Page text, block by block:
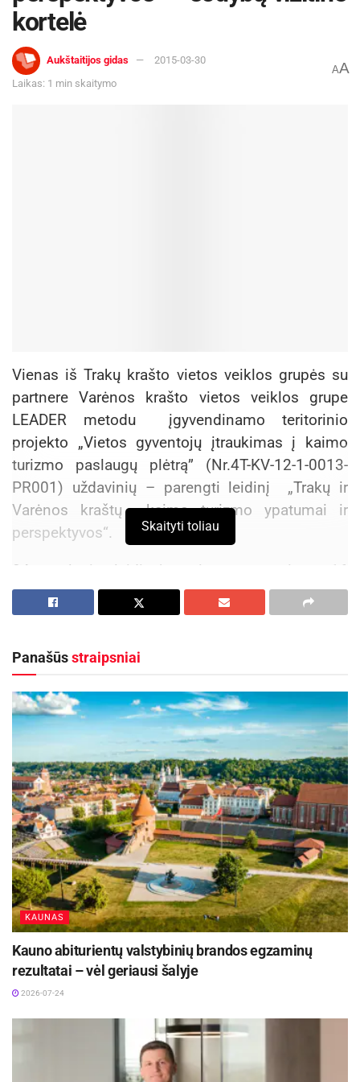
kortelė
Aukštaitijos gidas
2015-03-30
Laikas: 1 min skaitymo
AA
Vienas iš Trakų krašto vietos veiklos grupės su
partnere Varėnos krašto vietos veiklos grupe
LEADER metodu įgyvendinamo teritorinio
projekto „Vietos gyventojų įtraukimas į kaimo
turizmo paslaugų plėtrą” (Nr.4T-KV-12-1-0013-
PR001) uždavinių – parengti leidinį „Trakų ir
Varėnos kraštų kaimo turizmo ypatumai ir
perspektyvos“.
84 puslapių leidinyje pristatomos visos 16
projekto dalyvių-sodybų, o kontaktai nurodomi tik
tų paslaugų teikėjų, kurie projekto metu dalyvavo
savininkais. Turistas, pasirinkęs vieną ar kitą
poreikius gali į ją užsisakyti ir papildomų
paslaugų. Pavyzdžiui, šeima apsistoja ramioje
vietoje kelioms dienoms ir tuo metu panoro ką
nors pasigaminti, tuomet tarp čia esančių
paslaugų suranda savo pageidaujamą paslaugą
ir kreipiasi į sodybos šeimininką arba šios
paslaugos teikėją, ir t. t.
Aktualios naujienos
DHL perka „Venipak“ grupę: stiprins pozicijas
2026-07-28
su Ukraina užtikrinimas
2026-07-25
Skaityti toliau
Panašūsstraipsniai
KAUNAS
Kauno abiturientų valstybinių brandos egzaminų
rezultatai – vėl geriausi šalyje
2026-07-24